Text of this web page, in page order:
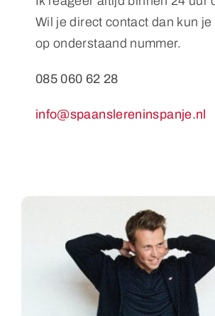
Wil je direct contact dan kun je
op onderstaand nummer.
085 060 62 28
info@spaanslereninspanje.nl